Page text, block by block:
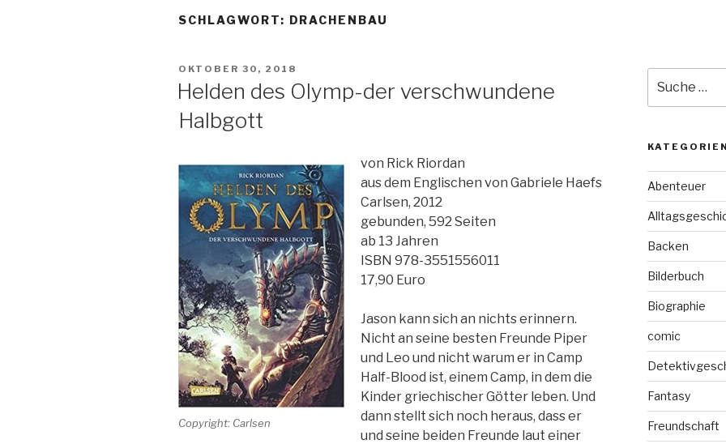
SCHLAGWORT: DRACHENBAU
VERÖFFENTLICHT
OKTOBER 30, 2018
Helden des Olymp-der verschwundene
Halbgott
Copyright: Carlsen
von Rick Riordan
aus dem Englischen von Gabriele Haefs
Carlsen, 2012
gebunden, 592 Seiten
ab 13 Jahren
ISBN 978-3551556011
17,90 Euro
Jason kann sich an nichts erinnern.
Nicht an seine besten Freunde Piper
und Leo und nicht warum er in Camp
Half-Blood ist, einem Camp, in dem die
Kinder griechischer Götter leben. Und
dann stellt sich noch heraus, dass er
und seine beiden Freunde laut einer
nach:
KATEGORIEN
Abenteuer
Backen
Bilderbuch
Biographie
comic
Fantasy
Freundschaft